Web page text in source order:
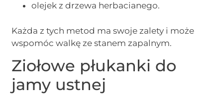
olejek z drzewa herbacianego.
Każda z tych metod ma swoje zalety i może
wspomóc walkę ze stanem zapalnym.
Ziołowe płukanki do
jamy ustnej